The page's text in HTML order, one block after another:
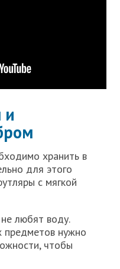
и
хранить в
для этого
с мягкой
любят воду.
предметов нужно
чтобы